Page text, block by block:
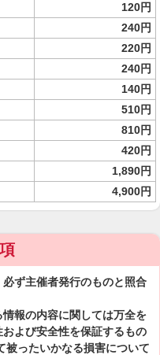
120円
240円
220円
240円
140円
510円
810円
420円
1,890円
4,900円
ず主催者発行のものと照合
報の内容に関しては万全を
よび安全性を保証するもの
被ったいかなる損害について